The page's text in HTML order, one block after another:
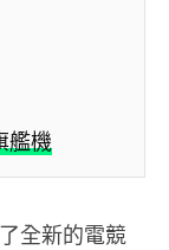
艦機
全新的電競